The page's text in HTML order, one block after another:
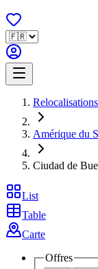
Relocalisations
Amérique du
Ciudad de
List
Table
Carte
Offres